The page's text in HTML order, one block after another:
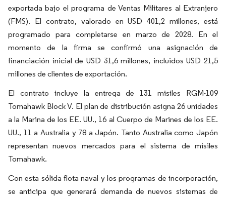
exportada bajo el programa de Ventas Militares al Extranjero
(FMS). El contrato, valorado en USD 401,2 millones, está
programado para completarse en marzo de 2028. En el
momento de la firma se confirmó una asignación de
financiación inicial de USD 31,6 millones, incluidos USD 21,5
millones de clientes de exportación.
El contrato incluye la entrega de 131 misiles RGM-109
Tomahawk Block V. El plan de distribución asigna 26 unidades
a la Marina de los EE. UU., 16 al Cuerpo de Marines de los EE.
UU., 11 a Australia y 78 a Japón. Tanto Australia como Japón
representan nuevos mercados para el sistema de misiles
Tomahawk.
Con esta sólida flota naval y los programas de incorporación,
se anticipa que generará demanda de nuevos sistemas de